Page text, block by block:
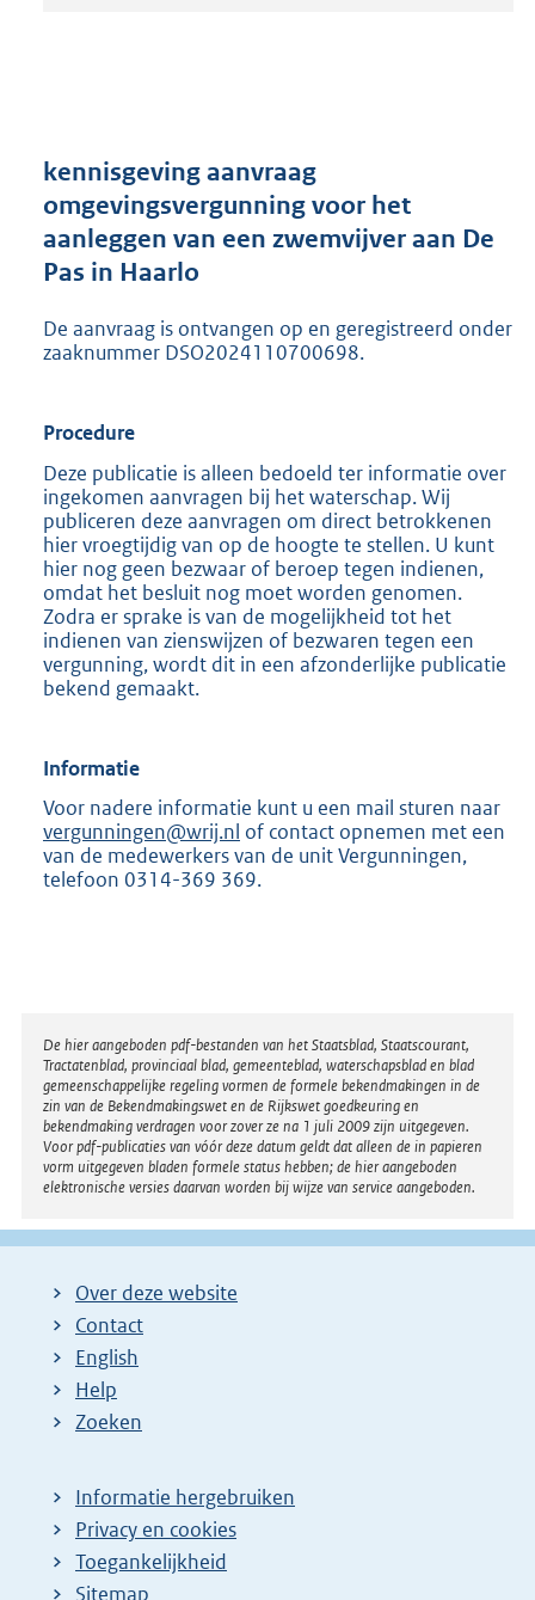
o
t
2
0
kennisgeving aanvraag
omgevingsvergunning voor het
aanleggen van een zwemvijver aan De
Pas in Haarlo
De aanvraag is ontvangen op en geregistreerd onder
zaaknummer DSO2024110700698.
Procedure
Deze publicatie is alleen bedoeld ter informatie over
ingekomen aanvragen bij het waterschap. Wij
publiceren deze aanvragen om direct betrokkenen
hier vroegtijdig van op de hoogte te stellen. U kunt
hier nog geen bezwaar of beroep tegen indienen,
omdat het besluit nog moet worden genomen.
Zodra er sprake is van de mogelijkheid tot het
indienen van zienswijzen of bezwaren tegen een
vergunning, wordt dit in een afzonderlijke publicatie
bekend gemaakt.
Informatie
Voor nadere informatie kunt u een mail sturen naar
vergunningen@wrij.nl of contact opnemen met een
van de medewerkers van de unit Vergunningen,
telefoon 0314-369 369.
Disclaimer
De hier aangeboden pdf-bestanden van het Staatsblad, Staatscourant,
Tractatenblad, provinciaal blad, gemeenteblad, waterschapsblad en blad
gemeenschappelijke regeling vormen de formele bekendmakingen in de
zin van de Bekendmakingswet en de Rijkswet goedkeuring en
bekendmaking verdragen voor zover ze na 1 juli 2009 zijn uitgegeven.
Voor pdf-publicaties van vóór deze datum geldt dat alleen de in papieren
vorm uitgegeven bladen formele status hebben; de hier aangeboden
elektronische versies daarvan worden bij wijze van service aangeboden.
Over deze website
Contact
English
Help
Zoeken
Informatie hergebruiken
Privacy en cookies
Toegankelijkheid
Sitemap